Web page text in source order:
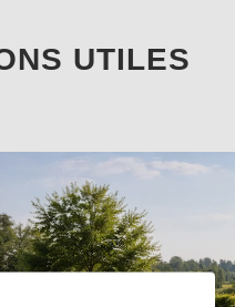
UTILES
en Pin rouge du Nord
4 - certifié CTB+
= 51 cm.
- Giron = 25cm
dépend de l'épaisseur de la